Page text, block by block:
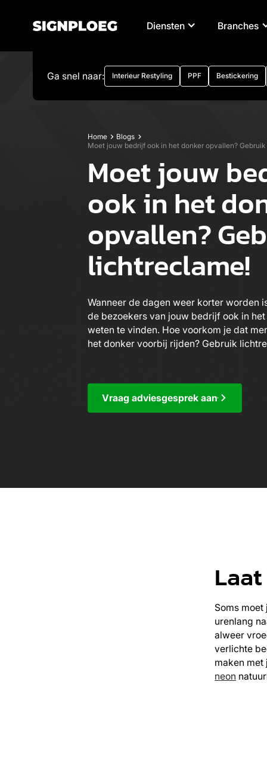
Diensten Branches
Ga snel naar: Interieur Restyling PPF Bestickering
Home
Blogs
Moet jouw bedrijf ook in het donker opvallen?
Moet jouw
ook in het
opvallen?
lichtreclame!
Wanneer de dagen weer korter worden
de bezoekers van jouw bedrijf ook in
weten te vinden. Hoe voorkom je dat
het donker voorbij rijden? Gebruik
Vraag adviesgesprek aan
Soms
urenlang
alweer
verlichte
maken met
neon